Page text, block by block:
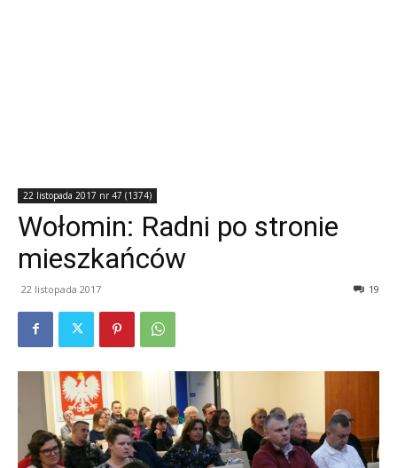
22 listopada 2017 nr 47 (1374)
Wołomin: Radni po stronie
mieszkańców
22 listopada 2017 19